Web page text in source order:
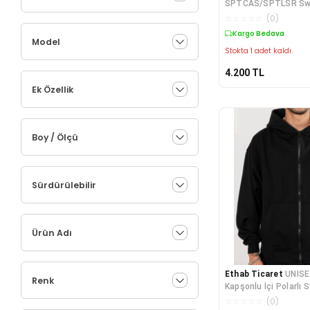
Model
Ek Özellik
Boy / Ölçü
Sürdürülebilir
Ürün Adı
Renk
SPTCAS/SPTLSR
(0)
Kargo Bedava
Stokta 1 adet kaldı.
4.200 TL
Ethab Ticaret
Kapşonlu İçi Polarlı
Siyah Cepli Model
(0)